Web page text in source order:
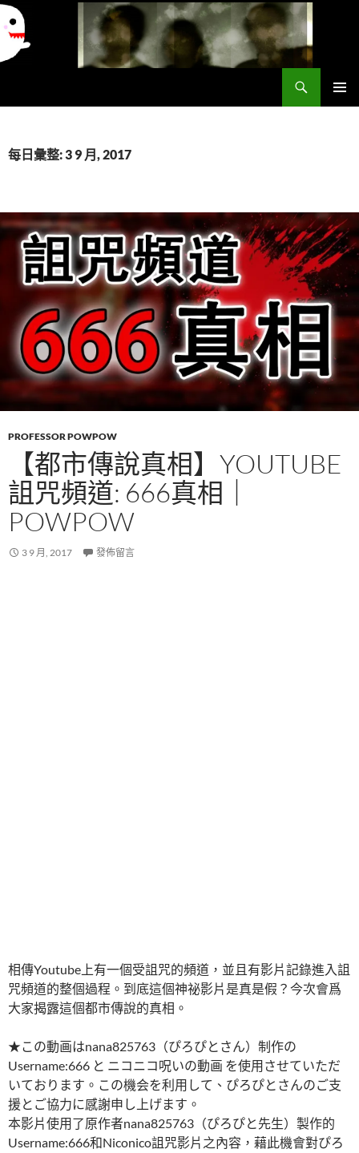
要
每日彙整: 3 9 月, 2017
PROFESSOR POWPOW
【都市傳說真相】YOUTUBE
詛咒頻道: 666真相｜
POWPOW
3 9 月, 2017 發佈留言
相傳Youtube上有一個受詛咒的頻道，並且有影片記錄進入詛
咒頻道的整個過程。到底這個神祕影片是真是假？今次會爲
大家揭露這個都市傳說的真相。
★この動画はnana825763（ぴろぴとさん）制作の
Username:666 と ニコニコ呪いの動画 を使用させていただ
いております。この機会を利用して、ぴろぴとさんのご支
援とご協力に感謝申し上げます。
本影片使用了原作者nana825763（ぴろぴと先生）製作的
Username:666和Niconico詛咒影片之內容，藉此機會對ぴろ